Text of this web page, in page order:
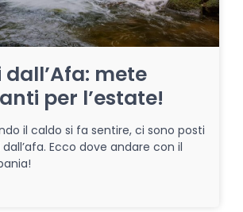
mete
per l’estate!
il caldo si fa sentire, ci sono posti
Ecco dove andare con il